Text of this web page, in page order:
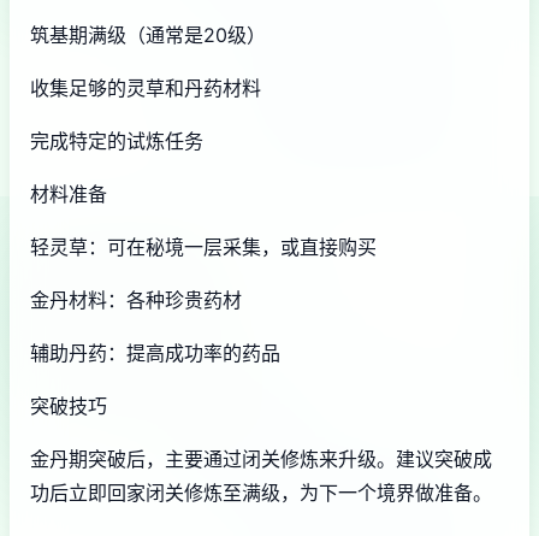
筑基期满级（通常是20级）
收集足够的灵草和丹药材料
完成特定的试炼任务
材料准备
轻灵草：可在秘境一层采集，或直接购买
金丹材料：各种珍贵药材
辅助丹药：提高成功率的药品
突破技巧
金丹期突破后，主要通过闭关修炼来升级。建议突破成
功后立即回家闭关修炼至满级，为下一个境界做准备。